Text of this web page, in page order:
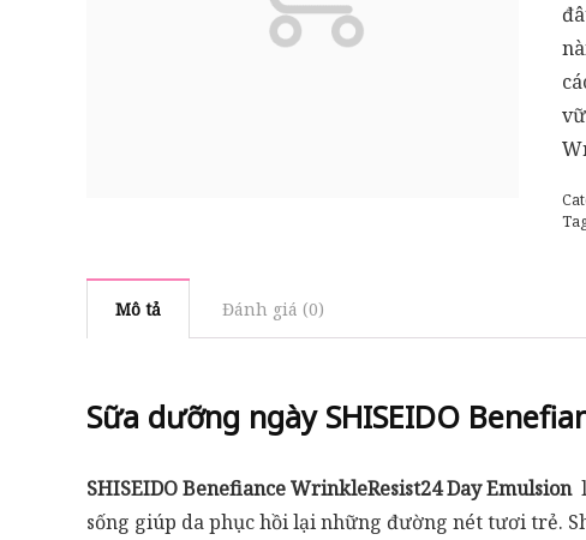
Mô tả Đánh giá (0)
Sữa dưỡng ngày SHISEIDO
SHISEIDO Benefiance WrinkleResist24 Day Emulsion
sống giúp da phục hồi lại những đường nét tươi trẻ.